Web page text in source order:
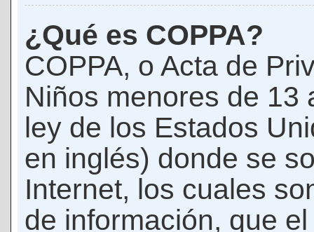
¿Qué es COPPA?
COPPA, o Acta de
Niños menores de 13
ley de los Estados
en inglés) donde se
Internet, los cuales
de información, que